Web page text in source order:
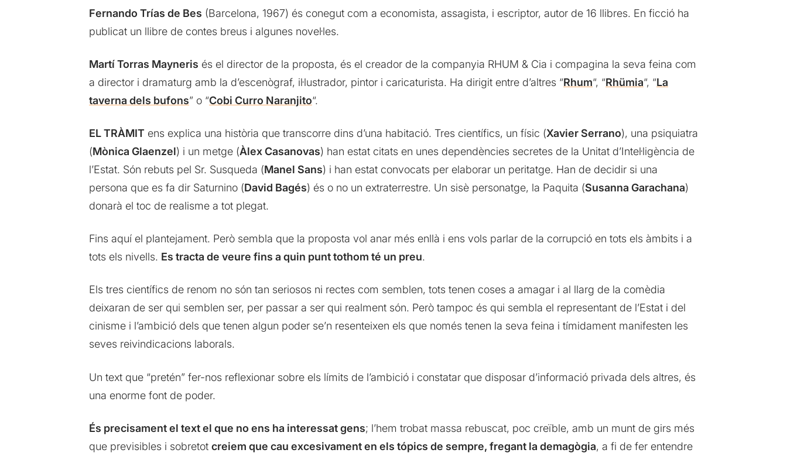
Fernando Trías de Bes (Barcelona, 1967) és conegut com a economista, assagista, i escriptor, autor de 16 llibres. En ficció ha
publicat un llibre de contes breus i algunes novel·les.
Martí Torras Mayneris és el director de la proposta, és el creador de la companyia RHUM & Cia i compagina la seva feina com
a director i dramaturg amb la d’escenògraf, il·lustrador, pintor i caricaturista. Ha dirigit entre d’altres “Rhum“, “Rhümia“, “La
taverna dels bufons” o “Cobi Curro Naranjito“.
EL TRÀMIT ens explica una història que transcorre dins d’una habitació. Tres científics, un físic (Xavier Serrano), una psiquiatra
(Mònica Glaenzel) i un metge (Àlex Casanovas) han estat citats en unes dependències secretes de la Unitat d’Intel·ligència de
l’Estat. Són rebuts pel Sr. Susqueda (Manel Sans) i han estat convocats per elaborar un peritatge. Han de decidir si una
persona que es fa dir Saturnino (David Bagés) és o no un extraterrestre. Un sisè personatge, la Paquita (Susanna Garachana)
donarà el toc de realisme a tot plegat.
Fins aquí el plantejament. Però sembla que la proposta vol anar més enllà i ens vols parlar de la corrupció en tots els àmbits i a
tots els nivells. Es tracta de veure fins a quin punt tothom té un preu.
Els tres científics de renom no són tan seriosos ni rectes com semblen, tots tenen coses a amagar i al llarg de la comèdia
deixaran de ser qui semblen ser, per passar a ser qui realment són. Però tampoc és qui sembla el representant de l’Estat i del
cinisme i l’ambició dels que tenen algun poder se’n resenteixen els que només tenen la seva feina i tímidament manifesten les
seves reivindicacions laborals.
Un text que “pretén” fer-nos reflexionar sobre els límits de l’ambició i constatar que disposar d’informació privada dels altres, és
una enorme font de poder.
És precisament el text el que no ens ha interessat gens; l’hem trobat massa rebuscat, poc creïble, amb un munt de girs més
que previsibles i sobretot creiem que cau excesivament en els tópics de sempre, fregant la demagògia, a fi de fer entendre